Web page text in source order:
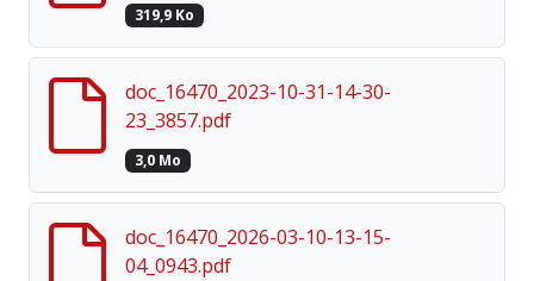
319,9 Ko
doc_16470_2023-10-31-14-30-
23_3857.pdf
3,0 Mo
doc_16470_2026-03-10-13-15-
04_0943.pdf